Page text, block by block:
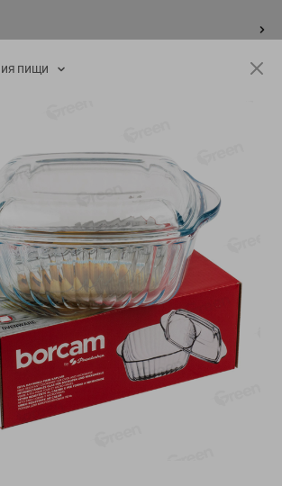
c
картой
AppGallery
61
Пн.- Пт. с 09.00 до 17.00, СБ, ВС -
пищи